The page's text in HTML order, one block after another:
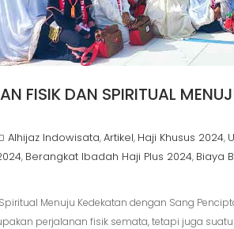
FISIK DAN SPIRITUAL
Alhijaz Indowisata,Artikel, Haji Khusus 2024,
, Berangkat Ibadah Haji Plus 2024, Biaya
Spiritual Menuju Kedekatan dengan Sang
perjalanan fisik semata, tetapi juga